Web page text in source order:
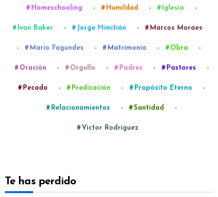
Homeschooling - Humildad - Iglesia -
Ivan Baker - Jorge Himitián - Marcos Moraes
- Mario Fagundes - Matrimonio - Obra -
Oración - Orgullo - Padres - Pastores -
Pecado - Predicación - Propósito Eterno -
Relacionamientos - Santidad -
Víctor Rodríguez
Te has perdido